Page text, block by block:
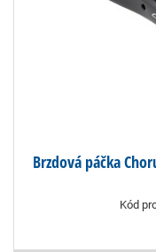
Brzdová páčka
Kód